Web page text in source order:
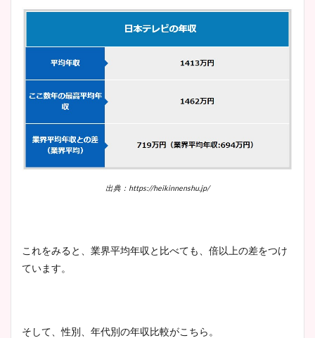
出典：https://heikinnenshu.jp/
これをみると、業界平均年収と比べても、倍以上の差をつけ
ています。
そして、性別、年代別の年収比較がこちら。